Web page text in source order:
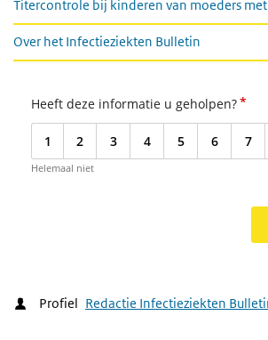
Titercontrole bij kinderen van moeders
Over het Infectieziekten Bulletin
Heeft deze informatie u geholpen?*
1 2 3 4 5 6 7
Helemaal niet
Profiel Redactie Infectieziekten